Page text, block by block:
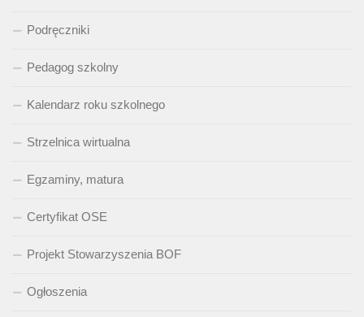
Podręczniki
Pedagog szkolny
Kalendarz roku szkolnego
Strzelnica wirtualna
Egzaminy, matura
Certyfikat OSE
Projekt Stowarzyszenia BOF
Ogłoszenia